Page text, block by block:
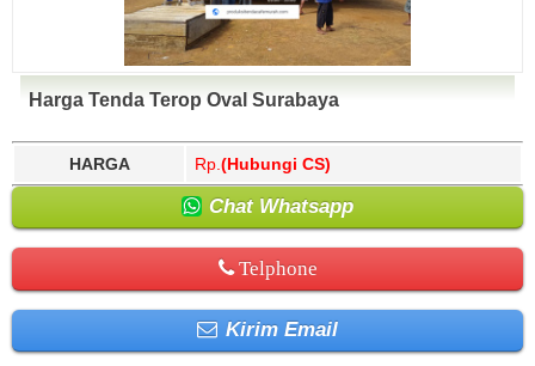
Harga Tenda Terop Oval Surabaya
HARGA Rp. (Hubungi CS)
Chat Whatsapp
Telphone
Kirim Email